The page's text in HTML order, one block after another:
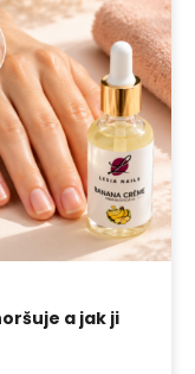
a jak ji